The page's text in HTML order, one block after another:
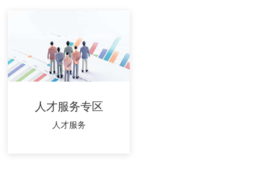
人才服务专区
人才服务